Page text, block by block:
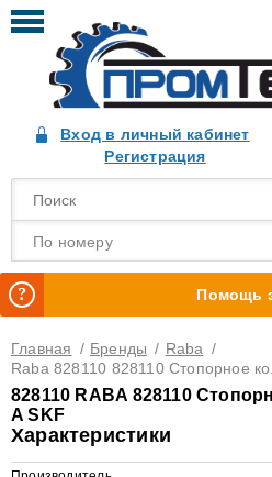
Вход в личный кабинет
Регистрация
По номеру
Помощь
Главная / Бренды / Raba /
Raba 828110 828110 Стопорное
828110 RABA 828110
A SKF
Характеристики